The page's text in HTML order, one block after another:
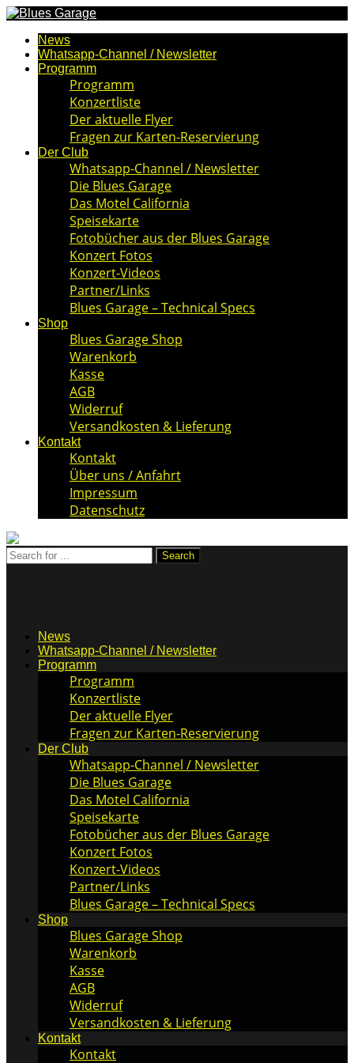
News
Whatsapp-Channel / Newsletter
Programm
Programm
Konzertliste
Der aktuelle Flyer
Fragen zur Karten-Reservierung
Der Club
Whatsapp-Channel / Newsletter
Die Blues Garage
Das Motel California
Speisekarte
Fotobücher aus der Blues Garage
Konzert Fotos
Konzert-Videos
Partner/Links
Blues Garage – Technical Specs
Shop
Blues Garage Shop
Warenkorb
Kasse
AGB
Widerruf
Versandkosten & Lieferung
Kontakt
Kontakt
Über uns / Anfahrt
Impressum
Datenschutz
News
Whatsapp-Channel / Newsletter
Programm
Programm
Konzertliste
Der aktuelle Flyer
Fragen zur Karten-Reservierung
Der Club
Whatsapp-Channel / Newsletter
Die Blues Garage
Das Motel California
Speisekarte
Fotobücher aus der Blues Garage
Konzert Fotos
Konzert-Videos
Partner/Links
Blues Garage – Technical Specs
Shop
Blues Garage Shop
Warenkorb
Kasse
AGB
Widerruf
Versandkosten & Lieferung
Kontakt
Kontakt